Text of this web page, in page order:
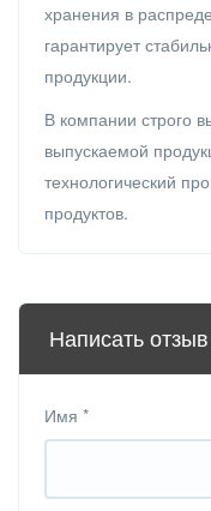
хранения в
гарантирует
продукции.
В компании строго
выпускаемой
технологический
продуктов.
Написать
Имя *